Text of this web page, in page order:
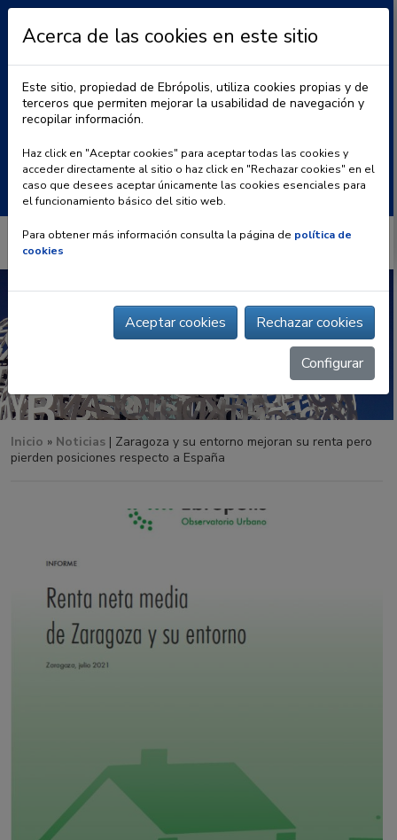
BLOG | CONTACTO
Buscar:
Inicio » Noticias | Zaragoza y su entorno mejoran su renta pero
pierden posiciones respecto a España
Acerca de las cookies en este sitio
Este sitio, propiedad de Ebrópolis, utiliza cookies propias y de
terceros que permiten mejorar la usabilidad de navegación y
recopilar información.
Haz click en "Aceptar cookies" para aceptar todas las cookies y
acceder directamente al sitio o haz click en "Rechazar cookies" en el
caso que desees aceptar únicamente las cookies esenciales para
el funcionamiento básico del sitio web.
Para obtener más información consulta la página de política de
cookies
Aceptar cookies Rechazar cookies
Configurar